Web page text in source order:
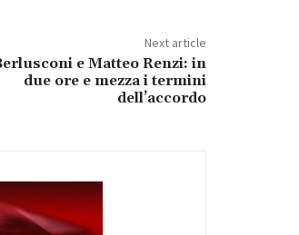
Next article
e Matteo Renzi: in
due ore e mezza i termini
dell’accordo